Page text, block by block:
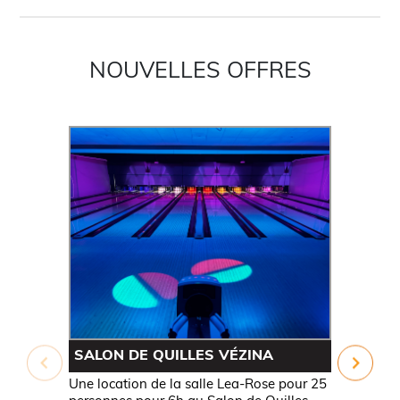
NOUVELLES OFFRES
SALON DE QUILLES VÉZINA
Une location de la salle Lea-Rose pour 25
SALON
Une